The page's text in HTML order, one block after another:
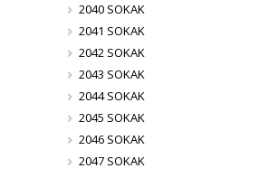
2040 SOKAK
2041 SOKAK
2042 SOKAK
2043 SOKAK
2044 SOKAK
2045 SOKAK
2046 SOKAK
2047 SOKAK